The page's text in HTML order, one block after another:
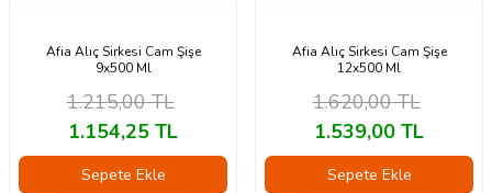
Afia Alıç Sirkesi Cam Şişe
9x500 Ml
1.215,00TL
1.154,25 TL
Sepete Ekle
Afia Alıç Sirkesi Cam Şişe
12x500 Ml
1.620,00TL
1.539,00 TL
Sepete Ekle